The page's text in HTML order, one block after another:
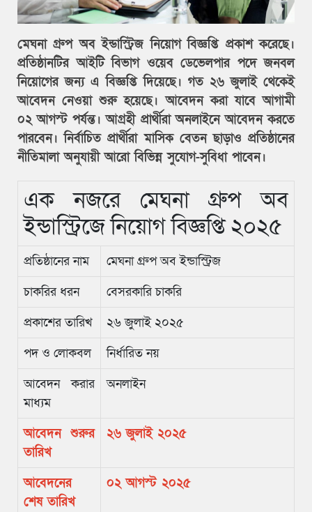
মেঘনা গ্রুপ অব ইন্ডাস্ট্রিজ নিয়োগ বিজ্ঞপ্তি প্রকাশ করেছে।
প্রতিষ্ঠানটির আইটি বিভাগ ওয়েব ডেভেলপার পদে জনবল
নিয়োগের জন্য এ বিজ্ঞপ্তি দিয়েছে। গত ২৬ জুলাই থেকেই
আবেদন নেওয়া শুরু হয়েছে। আবেদন করা যাবে আগামী
০২ আগস্ট পর্যন্ত। আগ্রহী প্রার্থীরা অনলাইনে আবেদন করতে
পারবেন। নির্বাচিত প্রার্থীরা মাসিক বেতন ছাড়াও প্রতিষ্ঠানের
নীতিমালা অনুযায়ী আরো বিভিন্ন সুযোগ-সুবিধা পাবেন।
এক নজরে মেঘনা গ্রুপ অব
ইন্ডাস্ট্রিজে নিয়োগ বিজ্ঞপ্তি ২০২৫
প্রতিষ্ঠানের নাম
মেঘনা গ্রুপ অব ইন্ডাস্ট্রিজ
চাকরির ধরন
বেসরকারি চাকরি
প্রকাশের তারিখ
২৬ জুলাই ২০২৫
পদ ও লোকবল
নির্ধারিত নয়
আবেদন করার
মাধ্যম
অনলাইন
আবেদন শুরুর
তারিখ
২৬ জুলাই ২০২৫
আবেদনের
শেষ তারিখ
০২ আগস্ট ২০২৫